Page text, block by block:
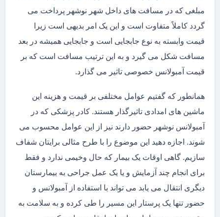
مبلغی که در مسافت های داخل شهر نوشهر پرداخت می
گردد کاملاً متفاوت است و این یک امر بدیهی است زیرا
قیمت وابسته به نوع جابجایی است و جابجایی همیشه در بعد
مسافت شکل می گیرد و به این ترتیب مسافت است که بر
قیمت آمبولانس خصوصی تاثیر می گذارد.
همانطور که گفتیم عوامل مختلفی بر قیمت و هزینه این
ماشین های امدادی تاثیرگذار هستند. کادر پزشکی که در
آمبولانس نوشهر حضور دارند نیز از این عوامل محسوب می
شوند. اجازه دهید این موضوع را با طرح مثالی برایتان شفاف
سازیم. گاهی اوقات یک بیمار که حال وخیمی ندارد و فقط
برای انجام چند آزمایش و یا یک عمل جراحی به بیمارستان
دیگری انتقال می یابد می تواند با استفاده از آمبولانس و
حضور تنها یک پرستار این مسیر را طی کرده و به سلامت به